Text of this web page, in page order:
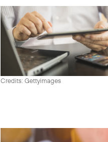
Credits: Gettyimages